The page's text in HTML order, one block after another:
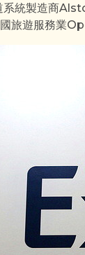
系統製造商
旅遊服務業